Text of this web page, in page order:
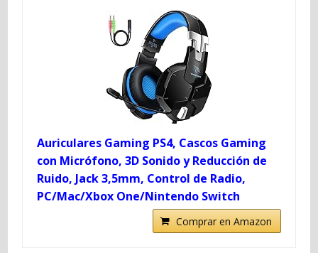
Auriculares Gaming PS4, Cascos Gaming
con Micrófono, 3D Sonido y Reducción de
Ruido, Jack 3,5mm, Control de Radio,
PC/Mac/Xbox One/Nintendo Switch
Comprar en Amazon